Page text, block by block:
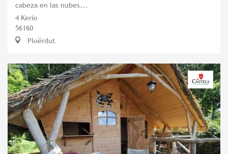
cabeza en las nubes...
4 Kerio
56160
Ploërdut